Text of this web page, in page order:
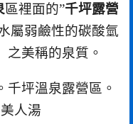
區裡面的”千坪露營
屬弱鹼性的碳酸氫
之美稱的泉質。
千坪溫泉露營區。
人湯